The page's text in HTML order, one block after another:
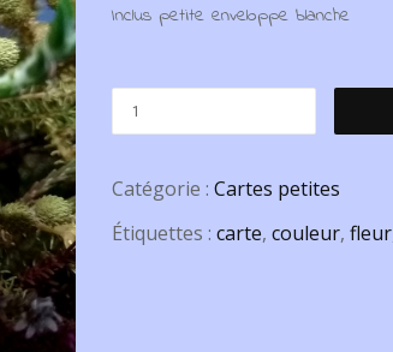
Inclus petite enveloppe blanche
Catégorie : Cartes petites
Étiquettes : carte, couleur, fleur